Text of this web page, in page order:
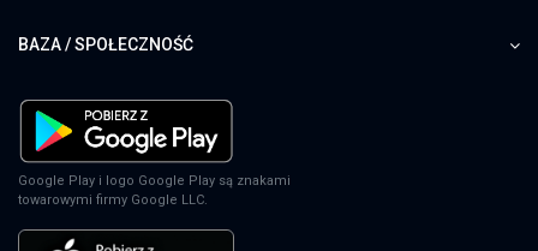
BAZA / SPOŁECZNOŚĆ
Google Play i logo Google Play są znakami
towarowymi firmy Google LLC.